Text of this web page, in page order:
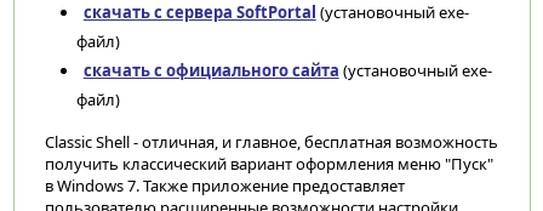
скачать с сервера SoftPortal (установочный exe-
файл)
скачать с официального сайта (установочный exe-
файл)
Classic Shell - отличная, и главное, бесплатная возможность
получить классический вариант оформления меню "Пуск"
в Windows 7. Также приложение предоставляет